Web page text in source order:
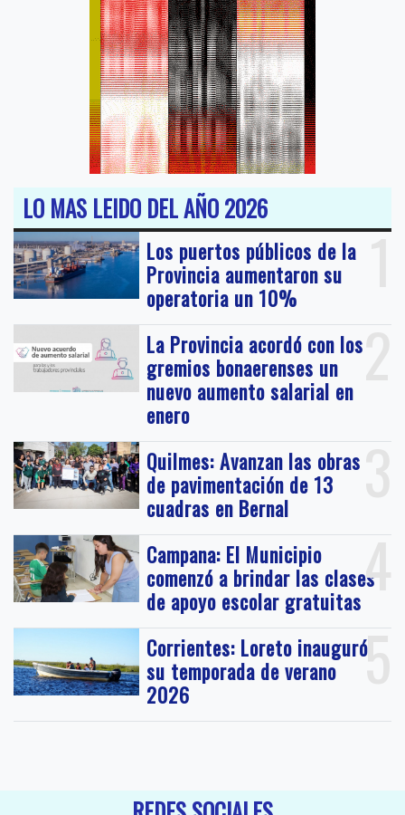
LO MAS LEIDO DEL AÑO 2026
1
Los puertos públicos de la
Provincia aumentaron su
operatoria un 10%
2
La Provincia acordó con los
gremios bonaerenses un
nuevo aumento salarial en
enero
3
Quilmes: Avanzan las obras
de pavimentación de 13
cuadras en Bernal
4
Campana: El Municipio
comenzó a brindar las clases
de apoyo escolar gratuitas
5
Corrientes: Loreto inauguró
su temporada de verano
2026